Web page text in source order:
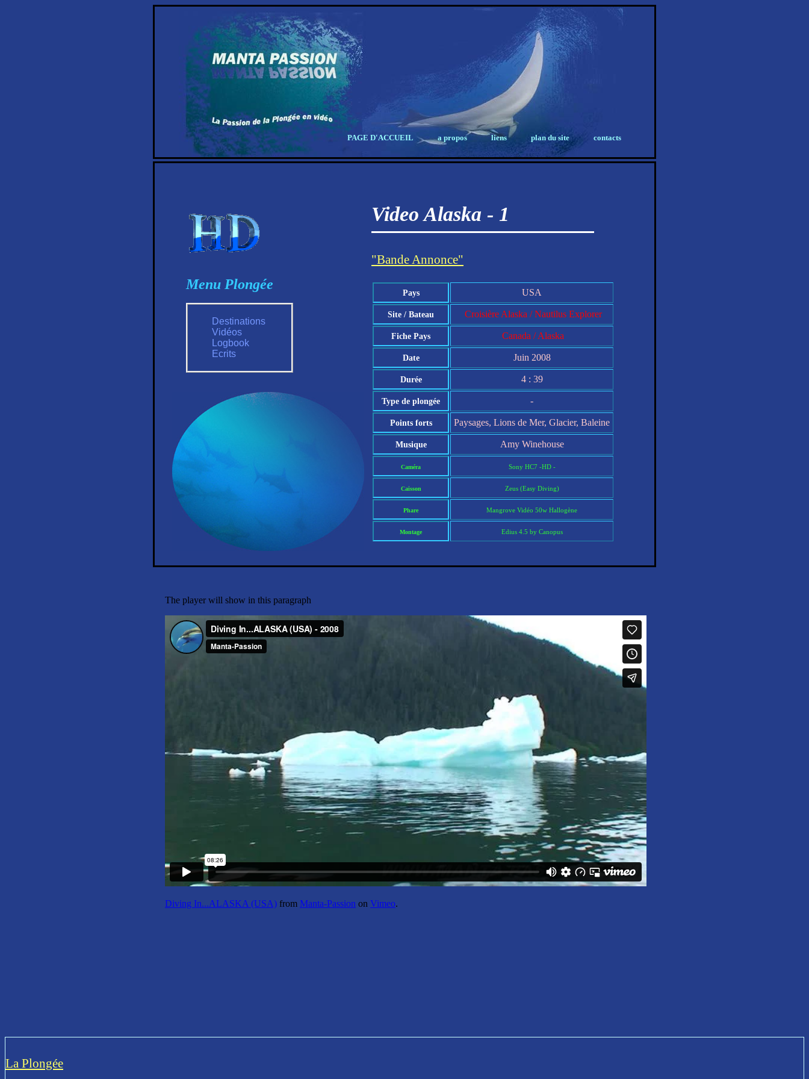
PAGE D'ACCUEIL a propos liens plan du site contacts
Menu Plongée
Destinations
Vidéos
Logbook
Ecrits
Video Alaska - 1
"Bande Annonce"
Pays USA
Site / Bateau Croisière Alaska / Nautilus Explorer
Fiche Pays Canada / Alaska
Date Juin 2008
Durée 4 : 39
Type de plongée -
Points forts Paysages, Lions de Mer, Glacier, Baleine
Musique Amy Winehouse
Caméra Sony HC7 -HD -
Caisson Zeus (Easy Diving)
Phare Mangrove Vidéo 50w Hallogène
Montage Edius 4.5 by Canopus
The player will show in this paragraph
Diving In...ALASKA (USA) from Manta-Passion on Vimeo.
La Plongée